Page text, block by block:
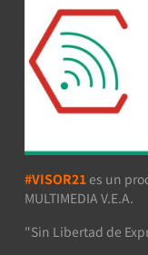
#VISOR21 es un
MULTIMEDIA V.E.A.
"Sin Libertad de